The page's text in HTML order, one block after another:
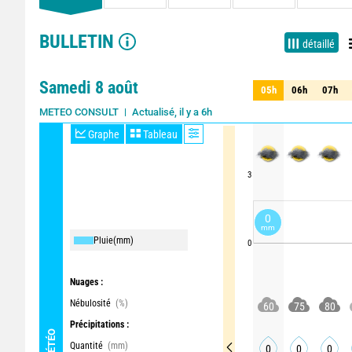
BULLETIN détaillé
Samedi 8 août
METEO CONSULT Actualisé, il y a 6h
MÉTÉO
Graphe Tableau
Pluie(mm)
Nuages :
Nébulosité (%)
Précipitations :
Quantité (mm)
3
0
05h 06h 07h
05h 06h 07h
60 75 80
0 0 0
0
mm